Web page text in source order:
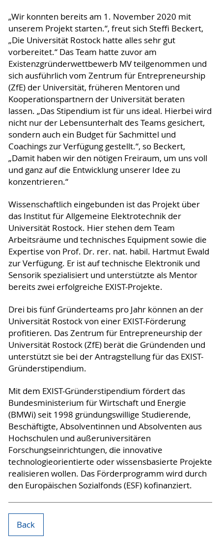
„Wir konnten bereits am 1. November 2020 mit
unserem Projekt starten.“, freut sich Steffi Beckert,
„Die Universität Rostock hatte alles sehr gut
vorbereitet.“ Das Team hatte zuvor am
Existenzgründerwettbewerb MV teilgenommen und
sich ausführlich vom Zentrum für Entrepreneurship
(ZfE) der Universität, früheren Mentoren und
Kooperationspartnern der Universität beraten
lassen. „Das Stipendium ist für uns ideal. Hierbei wird
nicht nur der Lebensunterhalt des Teams gesichert,
sondern auch ein Budget für Sachmittel und
Coachings zur Verfügung gestellt.“, so Beckert,
„Damit haben wir den nötigen Freiraum, um uns voll
und ganz auf die Entwicklung unserer Idee zu
konzentrieren.“
Wissenschaftlich eingebunden ist das Projekt über
das Institut für Allgemeine Elektrotechnik der
Universität Rostock. Hier stehen dem Team
Arbeitsräume und technisches Equipment sowie die
Expertise von Prof. Dr. rer. nat. habil. Hartmut Ewald
zur Verfügung. Er ist auf technische Elektronik und
Sensorik spezialisiert und unterstützte als Mentor
bereits zwei erfolgreiche EXIST-Projekte.
Drei bis fünf Gründerteams pro Jahr können an der
Universität Rostock von einer EXIST-Förderung
profitieren. Das Zentrum für Entrepreneurship der
Universität Rostock (ZfE) berät die Gründenden und
unterstützt sie bei der Antragstellung für das EXIST-
Gründerstipendium.
Mit dem EXIST-Gründerstipendium fördert das
Bundesministerium für Wirtschaft und Energie
(BMWi) seit 1998 gründungswillige Studierende,
Beschäftigte, Absolventinnen und Absolventen aus
Hochschulen und außeruniversitären
Forschungseinrichtungen, die innovative
technologieorientierte oder wissensbasierte Projekte
realisieren wollen. Das Förderprogramm wird durch
den Europäischen Sozialfonds (ESF) kofinanziert.
Back